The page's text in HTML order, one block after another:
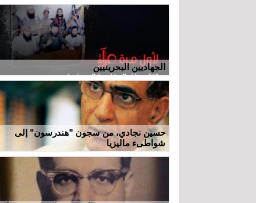
الجهاديين البحرينيين
حسين نجادي، من سجون "هندرسون" إلى
شواطىء ماليزيا